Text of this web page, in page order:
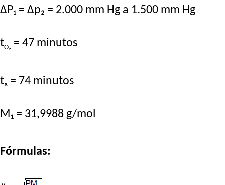
ΔP₁ = Δp₂ = 2.000 mm Hg a 1.500 mm Hg
tO₂ = 47 minutos
tₓ = 74 minutos
M₁ = 31,9988 g/mol
Fórmulas: